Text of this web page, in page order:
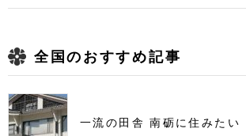
全国のおすすめ記事
一流の田舎 南砺に住みたい